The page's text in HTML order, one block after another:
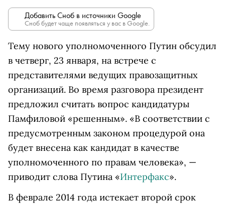
Добавить Сноб в источники Google
Сноб будет чаще появляться у вас в Google.
Тему нового уполномоченного Путин обсудил
в четверг, 23 января, на встрече с
представителями ведущих правозащитных
организаций. Во время разговора президент
предложил считать вопрос кандидатуры
Памфиловой «решенным». «В соответствии с
предусмотренным законом процедурой она
будет внесена как кандидат в качестве
уполномоченного по правам человека», —
приводит слова Путина «Интерфакс».
В феврале 2014 года истекает второй срок